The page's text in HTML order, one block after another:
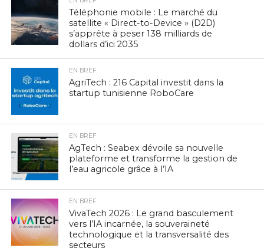
Téléphonie mobile : Le marché du
satellite « Direct-to-Device » (D2D)
s’apprête à peser 138 milliards de
dollars d’ici 2035
EN BREF
AgriTech : 216 Capital investit dans la
startup tunisienne RoboCare
EN BREF
AgTech : Seabex dévoile sa nouvelle
plateforme et transforme la gestion de
l’eau agricole grâce à l’IA
EN BREF
VivaTech 2026 : Le grand basculement
vers l’IA incarnée, la souveraineté
technologique et la transversalité des
secteurs